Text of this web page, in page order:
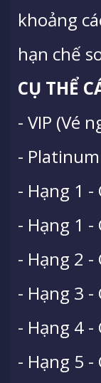
khoảng
hạn chế
CỤ THỂ
- VIP (Vé
-
- Hạng 1 -
- Hạng 1 -
- Hạng 2 -
- Hạng 3 -
- Hạng 4 -
- Hạng 5 -